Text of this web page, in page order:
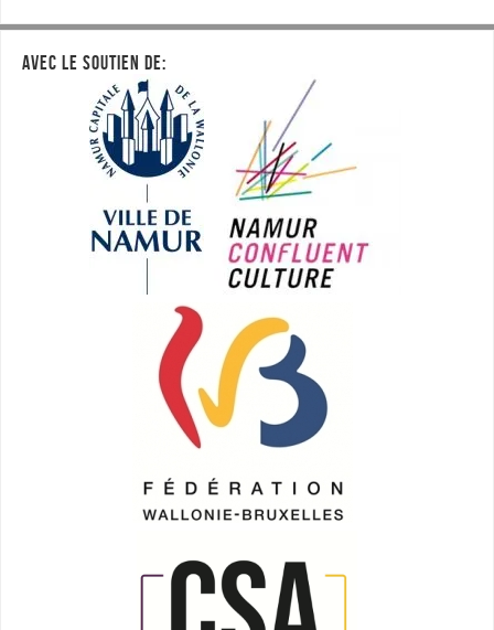
AVEC LE SOUTIEN DE: